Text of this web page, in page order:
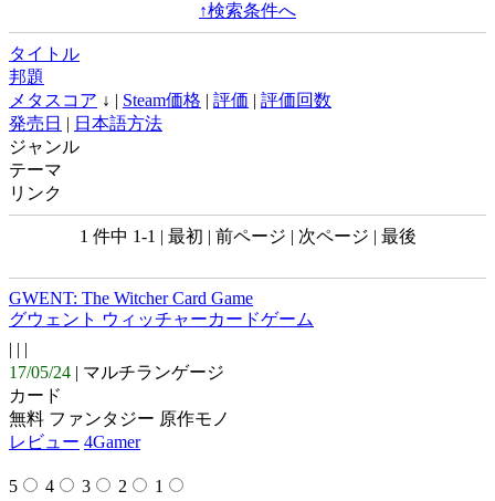
↑検索条件へ
タイトル
邦題
メタスコア ↓ | Steam価格 | 評価 | 評価回数
発売日 | 日本語方法
ジャンル
テーマ
リンク
1 件中 1-1 | 最初 | 前ページ | 次ページ | 最後
GWENT: The Witcher Card Game
グウェント ウィッチャーカードゲーム
| | |
17/05/24 | マルチランゲージ
カード
無料 ファンタジー 原作モノ
レビュー 4Gamer
5 4 3 2 1